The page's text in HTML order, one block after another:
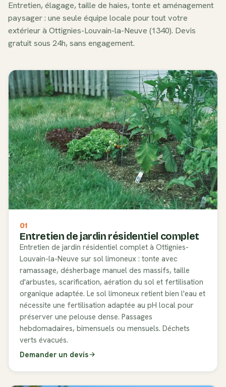
Entretien, élagage, taille de haies, tonte et aménagement
paysager : une seule équipe locale pour tout votre
extérieur à Ottignies-Louvain-la-Neuve (1340). Devis
gratuit sous 24h, sans engagement.
01
Entretien de jardin résidentiel complet
Entretien de jardin résidentiel complet à Ottignies-
Louvain-la-Neuve sur sol limoneux : tonte avec
ramassage, désherbage manuel des massifs, taille
d'arbustes, scarification, aération du sol et fertilisation
organique adaptée. Le sol limoneux retient bien l'eau et
nécessite une fertilisation adaptée au pH local pour
préserver une pelouse dense. Passages
hebdomadaires, bimensuels ou mensuels. Déchets
verts évacués.
Demander un devis